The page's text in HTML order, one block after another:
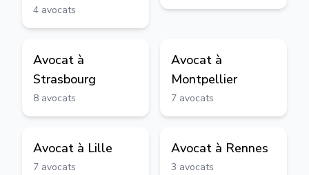
4 avocats
Avocat à
Strasbourg
8 avocats
Avocat à
Montpellier
7 avocats
Avocat à Lille
7 avocats
Avocat à Rennes
3 avocats